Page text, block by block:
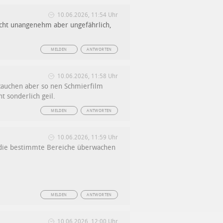
10.06.2026, 11:54 Uhr
unangenehm aber ungefährlich,
ANTWORTEN
MELDEN
10.06.2026, 11:58 Uhr
aber so nen Schmierfilm
sonderlich geil.
ANTWORTEN
MELDEN
10.06.2026, 11:59 Uhr
bestimmte Bereiche überwachen
ANTWORTEN
MELDEN
10.06.2026, 12:00 Uhr